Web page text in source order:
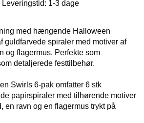
På lager
Leveringstid: 1-3 dage
med hængende Halloween
guldfarvede spiraler med motiver af
og flagermus. Perfekte som
detaljerede festtilbehør.
Swirls 6-pak omfatter 6 stk
papirspiraler med tilhørende motiver
en ravn og en flagermus trykt på